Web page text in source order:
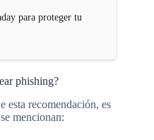
para proteger tu
phishing?
esta recomendación, es
mencionan: